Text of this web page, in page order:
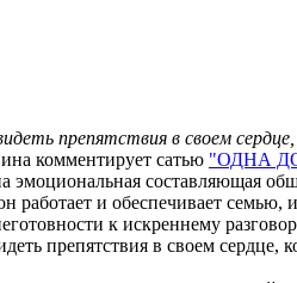
препятствия в своем
комментирует сатью "ОДНА
составляющая
и обеспечивает семью,
к искреннему
препятствия в своем